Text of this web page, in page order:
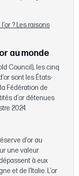
? Les raisons
au monde
Council), les cinq
sont les États-
Fédération de
d’or détenues
2024.
d’or au
une valeur
à eux
et de l’Italie. L’or